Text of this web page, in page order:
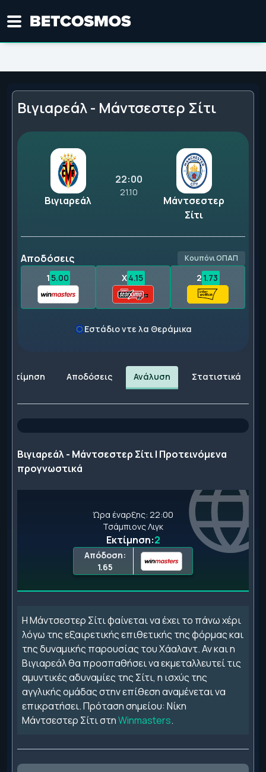
Βιγιαρεάλ - Μάντσεστερ Σίτι
Βιγιαρεάλ
22:00
21.10
Μάντσεστερ
Σίτι
Αποδόσεις Κουπόνι ΟΠΑΠ
15.00 X4.15 2 1.73
Εστάδιο ντε λα Θεράμικα
Εκτίμηση Αποδόσεις Ανάλυση Στατιστικά
Βιγιαρεάλ - Μάντσεστερ Σίτι | Προτεινόμενα
προγνωστικά
Ώρα έναρξης: 22:00
Τσάμπιονς Λιγκ
Εκτίμηση:2
Απόδοση:
1.65
Η Μάντσεστερ Σίτι φαίνεται να έχει το πάνω χέρι
λόγω της εξαιρετικής επιθετικής της φόρμας και
της δυναμικής παρουσίας του Χάαλαντ. Αν και η
Βιγιαρεάλ θα προσπαθήσει να εκμεταλλευτεί τις
αμυντικές αδυναμίες της Σίτι, η ισχύς της
αγγλικής ομάδας στην επίθεση αναμένεται να
επικρατήσει. Πρόταση σημείου: Νίκη
Μάντσεστερ Σίτι στηWinmasters.